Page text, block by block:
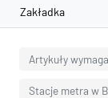
Zakładka
Artykuły
Stacje metra w